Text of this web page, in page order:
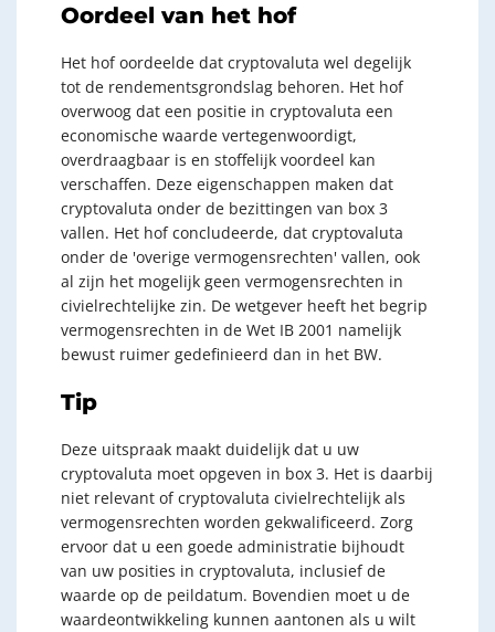
Oordeel van het hof
Het hof oordeelde dat cryptovaluta wel degelijk
tot de rendementsgrondslag behoren. Het hof
overwoog dat een positie in cryptovaluta een
economische waarde vertegenwoordigt,
overdraagbaar is en stoffelijk voordeel kan
verschaffen. Deze eigenschappen maken dat
cryptovaluta onder de bezittingen van box 3
vallen. Het hof concludeerde, dat cryptovaluta
onder de 'overige vermogensrechten' vallen, ook
al zijn het mogelijk geen vermogensrechten in
civielrechtelijke zin. De wetgever heeft het begrip
vermogensrechten in de Wet IB 2001 namelijk
bewust ruimer gedefinieerd dan in het BW.
Tip
Deze uitspraak maakt duidelijk dat u uw
cryptovaluta moet opgeven in box 3. Het is daarbij
niet relevant of cryptovaluta civielrechtelijk als
vermogensrechten worden gekwalificeerd. Zorg
ervoor dat u een goede administratie bijhoudt
van uw posities in cryptovaluta, inclusief de
waarde op de peildatum. Bovendien moet u de
waardeontwikkeling kunnen aantonen als u wilt